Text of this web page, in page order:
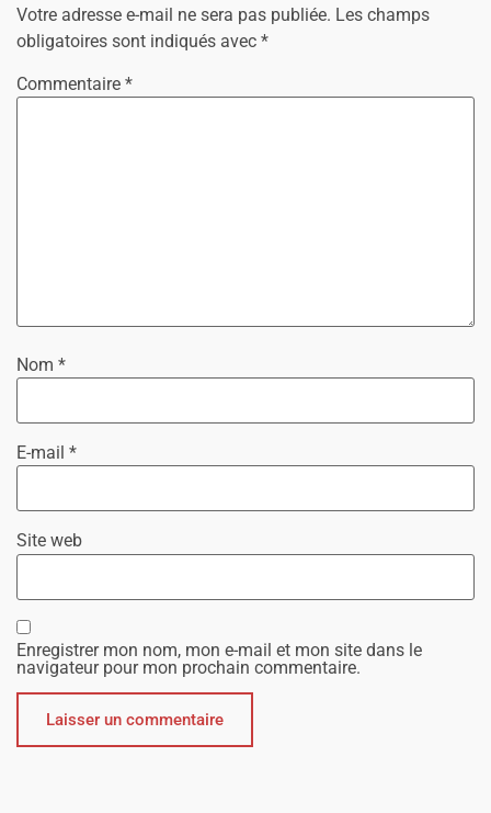
Votre adresse e-mail ne sera pas publiée. Les champs
obligatoires sont indiqués avec *
Commentaire *
Nom *
E-mail *
Site web
Enregistrer mon nom, mon e-mail et mon site dans le
navigateur pour mon prochain commentaire.